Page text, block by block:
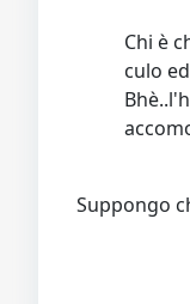
Chi è
culo
Suppongo